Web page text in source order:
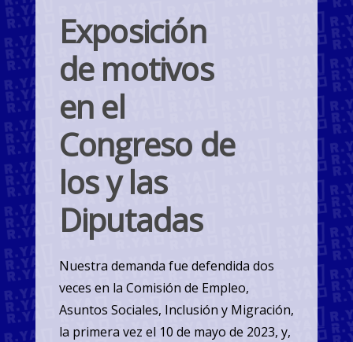
Exposición
de motivos
en el
Congreso de
los y las
Diputadas
Nuestra demanda fue defendida dos
veces en la Comisión de Empleo,
Asuntos Sociales, Inclusión y Migración,
la primera vez el 10 de mayo de 2023, y,